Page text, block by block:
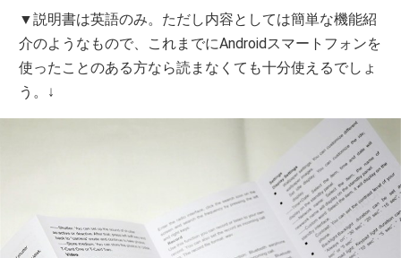
▼説明書は英語のみ。ただし内容としては簡単な機能紹
介のようなもので、これまでにAndroidスマートフォンを
使ったことのある方なら読まなくても十分使えるでしょ
う。↓